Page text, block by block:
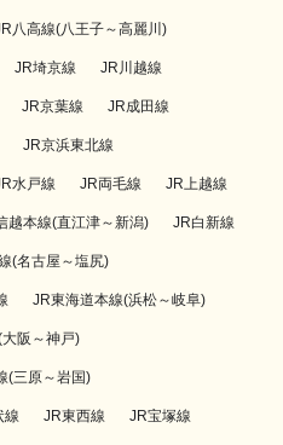
八高線(八王子～高麗川)
JR埼京線 JR川越線
JR京葉線 JR成田線
JR京浜東北線
水戸線 JR両毛線 JR上越線
越本線(直江津～新潟) JR白新線
(名古屋～塩尻)
JR東海道本線(浜松～岐阜)
阪～神戸)
(三原～岩国)
線 JR東西線 JR宝塚線